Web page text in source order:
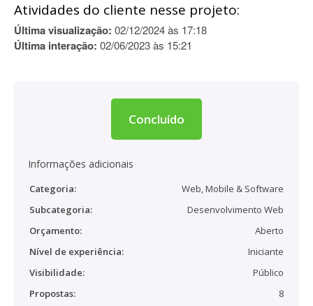
Atividades do cliente nesse projeto:
Última visualização: 02/12/2024 às 17:18
Última interação: 02/06/2023 às 15:21
Concluído
Informações adicionais
Categoria:
Web, Mobile & Software
Subcategoria:
Desenvolvimento Web
Orçamento:
Aberto
Nível de experiência:
Iniciante
Visibilidade:
Público
Propostas:
8